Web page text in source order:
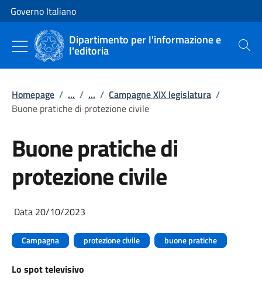
Vai al contenuto
Vai alla navigazione del sito
Governo Italiano
Dipartimento per l'informazione e
l'editoria Cerca
Homepage / ... / ... / Campagne XIX legislatura /
Buone pratiche di protezione civile
Buone pratiche di
protezione civile
Data 20/10/2023
Campagna protezione civile buone pratiche
Lo spot televisivo